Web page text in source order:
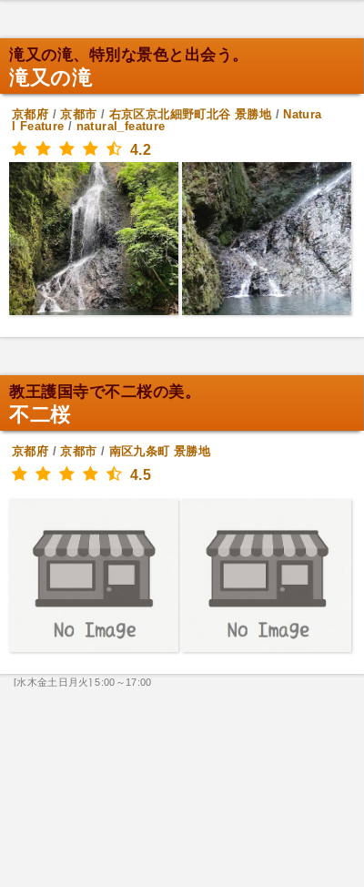
滝又の滝、特別な景色と出会う。
滝又の滝
京都府 /京都市 / 右京区京北細野町北谷 景勝地/ Natura
l Feature / natural_feature
4.2
教王護国寺で不二桜の美。
不二桜
京都府 /京都市 / 南区九条町 景勝地
4.5
[水木金土日月火] 5:00～17:00